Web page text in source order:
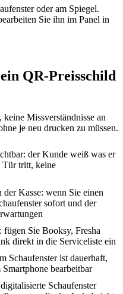
oder am Spiegel.
Sie ihn im Panel in
QR-Preisschild
Missverständnisse an
je neu drucken zu müssen.
der Kunde weiß was er
Tür tritt, keine
Kasse: wenn Sie einen
sofort und der
Sie Booksy, Fresha
direkt in die Serviceliste ein
Schaufenster ist dauerhaft,
bearbeitbar
Schaufenster